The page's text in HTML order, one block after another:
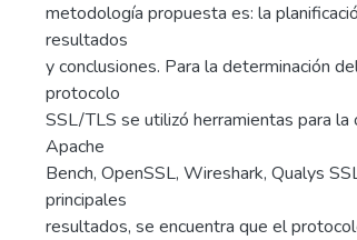
metodología propuesta es: la
resultados
y conclusiones. Para la determinación
protocolo
SSL/TLS se utilizó herramientas para la
Apache
Bench, OpenSSL, Wireshark, Qualys
principales
resultados, se encuentra que el